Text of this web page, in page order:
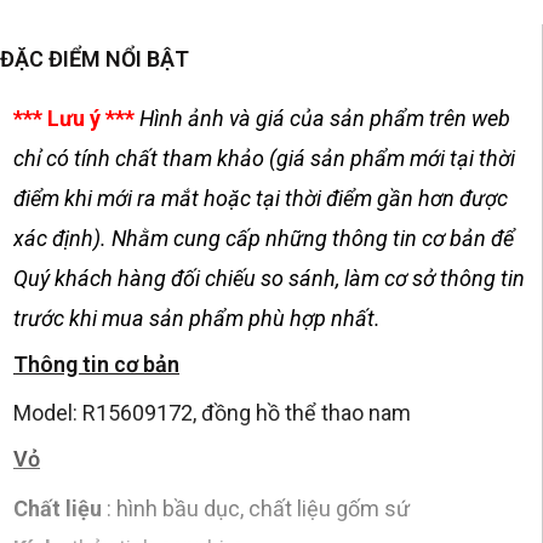
ĐẶC ĐIỂM NỔI BẬT
*** Lưu ý ***Hình ảnh và giá của sản phẩm trên web
chỉ có tính chất tham khảo (giá sản phẩm mới tại thời
điểm khi mới ra mắt hoặc tại thời điểm gần hơn được
xác định). Nhằm cung cấp những thông tin cơ bản để
Quý khách hàng đối chiếu so sánh, làm cơ sở thông tin
trước khi mua sản phẩm phù hợp nhất.
Thông tin cơ bản
Model: R15609172, đồng hồ thể thao nam
Vỏ
Chất liệu : hình bầu dục, chất liệu gốm sứ